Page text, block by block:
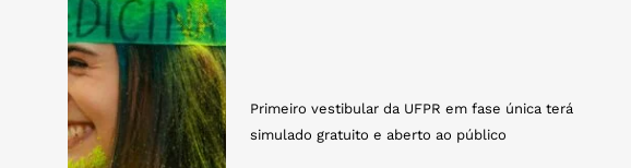
Primeiro vestibular da UFPR em fase única terá
simulado gratuito e aberto ao público